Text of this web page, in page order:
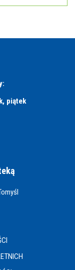
piątek